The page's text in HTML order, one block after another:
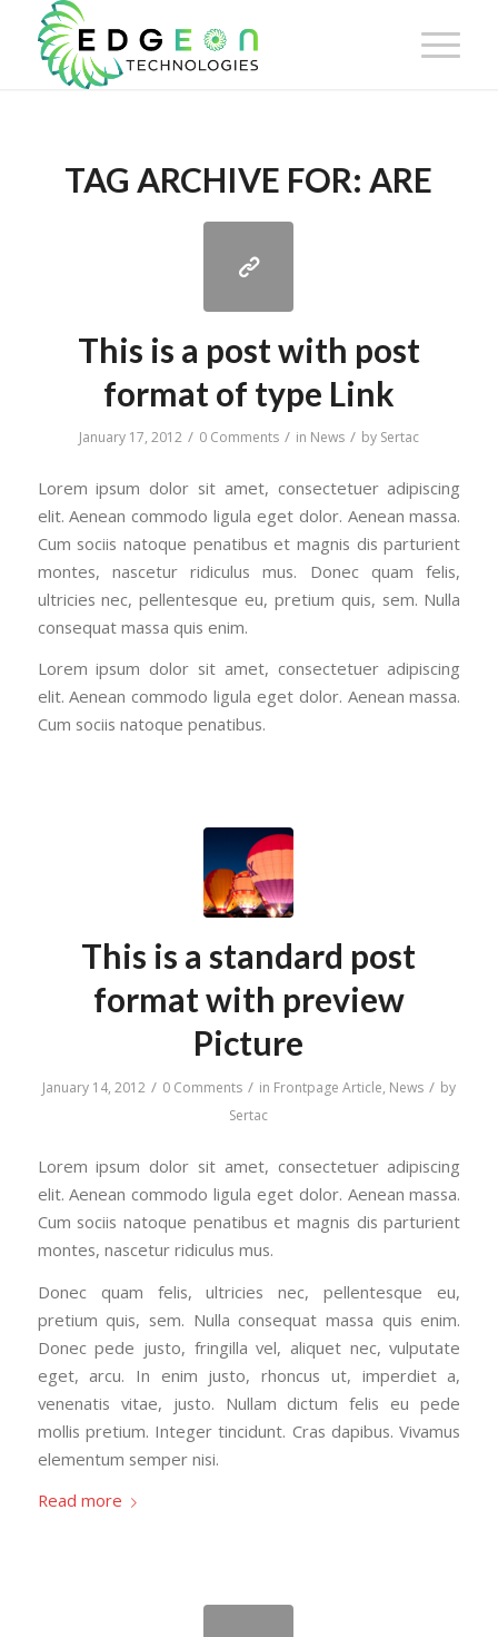
TAG ARCHIVE FOR: ARE
This is a post with post
format of type Link
January 17, 2012 / 0 Comments / in News / by Sertac
Lorem ipsum dolor sit amet, consectetuer adipiscing
elit. Aenean commodo ligula eget dolor. Aenean massa.
Cum sociis natoque penatibus et magnis dis parturient
montes, nascetur ridiculus mus. Donec quam felis,
ultricies nec, pellentesque eu, pretium quis, sem. Nulla
consequat massa quis enim.
Lorem ipsum dolor sit amet, consectetuer adipiscing
elit. Aenean commodo ligula eget dolor. Aenean massa.
Cum sociis natoque penatibus.
This is a standard post
format with preview
Picture
January 14, 2012 / 0 Comments / in Frontpage Article, News / by
Sertac
Lorem ipsum dolor sit amet, consectetuer adipiscing
elit. Aenean commodo ligula eget dolor. Aenean massa.
Cum sociis natoque penatibus et magnis dis parturient
montes, nascetur ridiculus mus.
Donec quam felis, ultricies nec, pellentesque eu,
pretium quis, sem. Nulla consequat massa quis enim.
Donec pede justo, fringilla vel, aliquet nec, vulputate
eget, arcu. In enim justo, rhoncus ut, imperdiet a,
venenatis vitae, justo. Nullam dictum felis eu pede
mollis pretium. Integer tincidunt. Cras dapibus. Vivamus
elementum semper nisi.
Read more